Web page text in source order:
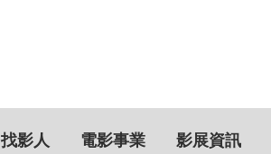
找影人 電影事業 影展資訊